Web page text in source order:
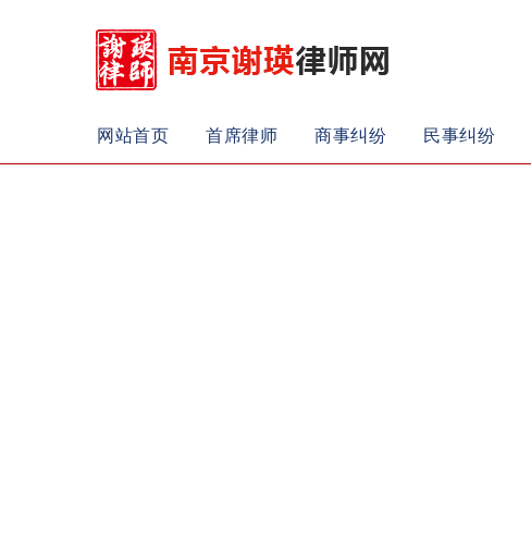
网站首页 首席律师 商事纠纷 民事纠纷